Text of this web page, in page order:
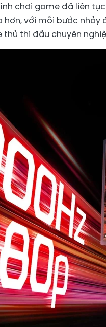
chơi game đã liên
hơn, với mỗi bước
thi đấu chuyên